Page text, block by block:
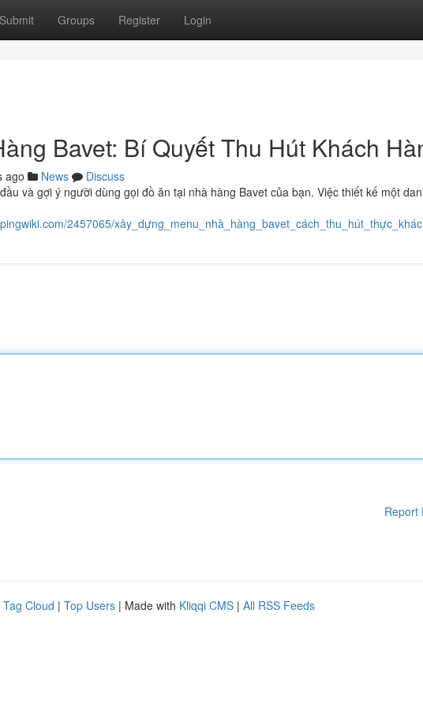
Submit Groups Register Login
Bavet: Bí Quyết Thu Hút Khách
ago News
Discuss
và gợi ý người dùng gọi đồ ăn tại nhà hàng Bavet của bạn. Việc thiết kế một
2457065/
Report
Tag Cloud | Top Users | Made with Kliqqi CMS | All RSS Feeds